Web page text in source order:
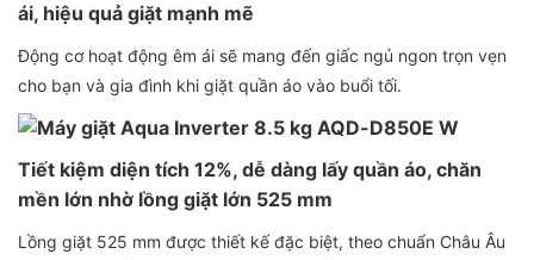
ái, hiệu quả giặt mạnh mẽ
Động cơ hoạt động êm ái sẽ mang đến giấc ngủ ngon trọn vẹn
cho bạn và gia đình khi giặt quần áo vào buổi tối.
Tiết kiệm diện tích 12%, dễ dàng lấy quần áo, chăn
mền lớn nhờ lồng giặt lớn 525 mm
Lồng giặt 525 mm được thiết kế đặc biệt, theo chuẩn Châu Âu